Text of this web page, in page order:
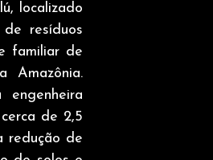
localizado
resíduos
familiar de
Amazônia.
de 2,5
redução de